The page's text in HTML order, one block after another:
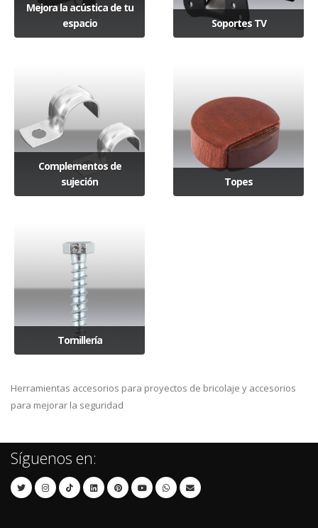
Mejora la acústica de tu
espacio
Soportes TV
Complementos de
sujeción
Topes
Tornillería
Herramientas accesorios para proyectos de bricolaje y accesorios
para mejorar la seguridad
Síguenos en: